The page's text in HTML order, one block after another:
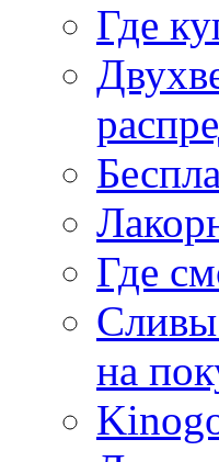
Где
Где
Сливы
на